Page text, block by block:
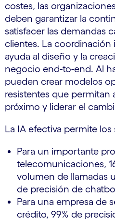
costes, las
deben garantizar la
satisfacer las demandas
clientes. La coordinación
ayuda al diseño y la
negocio end-to-end. Al
pueden crear modelos
resistentes que permitan
próximo y liderar el
La IA efectiva permite
Para un importante
telecomunicaciones,
volumen de llamadas
de precisión de
Para una empresa de
crédito, 99% de